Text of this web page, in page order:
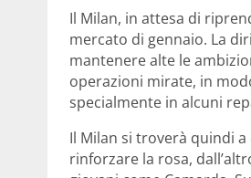
Il Milan, in attesa di
mercato di gennaio. La
mantenere alte le
operazioni mirate, in
specialmente in alcuni
Il Milan si troverà quindi
rinforzare la rosa,